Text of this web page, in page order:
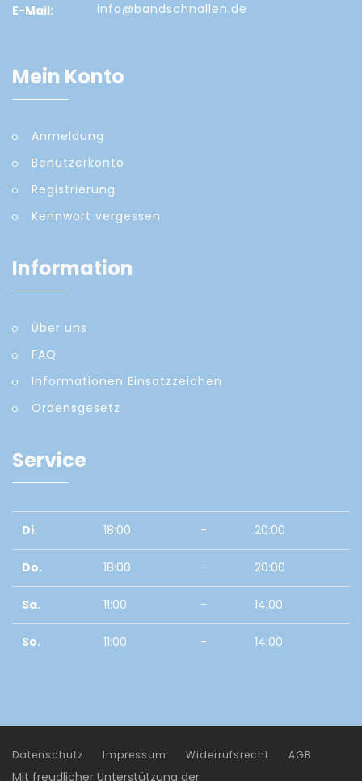
E-Mail:
info@bandschnallen.de
Mein Konto
Anmeldung
Benutzerkonto
Registrierung
Kennwort vergessen
Information
Über uns
FAQ
Informationen Einsatzzeichen
Ordensgesetz
Service
Di. 18:00 - 20:00
Do. 18:00 - 20:00
Sa. 11:00 - 14:00
So. 11:00 - 14:00
Datenschutz Impressum Widerrufsrecht AGB
Mit freudlicher Unterstützung der